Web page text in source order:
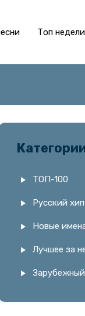
Топ недели
ТОП-100
Русский
Новые
Лучшее за